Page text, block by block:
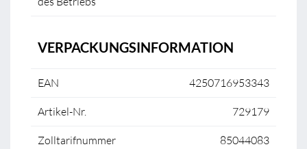
VERPACKUNGSINFORMATION
EAN 4250716953343
Artikel-Nr. 729179
Zolltarifnummer 85044083